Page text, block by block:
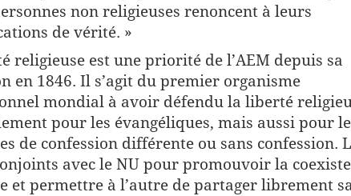
non religieuses renoncent à leurs
de vérité. »
religieuse est une priorité de l’AEM depuis sa
en 1846. Il s’agit du premier organisme
mondial à avoir défendu la liberté
pour les évangéliques, mais aussi pour
de confession différente ou sans confession.
avec le NU pour promouvoir la
et permettre à l’autre de partager librement